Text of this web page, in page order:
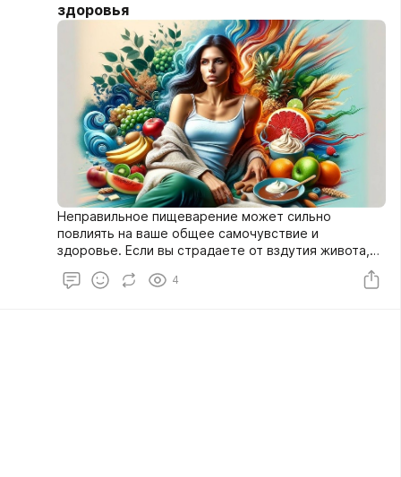
здоровья
Неправильное пищеварение может сильно
повлиять на ваше общее самочувствие и
здоровье. Если вы страдаете от вздутия живота,
запоров или других расстройств, не беспокойтесь.
В этой статье мы рассмотрим проверенные
4